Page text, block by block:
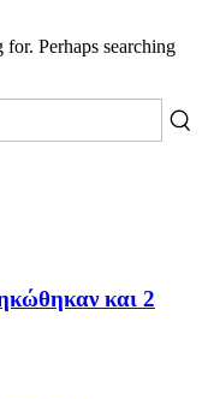
Perhaps searching
και 2